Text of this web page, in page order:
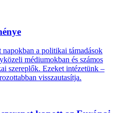
a politikai támadások
médiumokban és számos
szereplők. Ezeket intézetünk –
visszautasítja.